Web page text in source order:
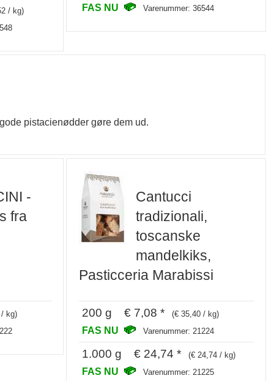
/ kg) FAS NU Varenummer: 36544
pistacienødder gøre dem ud.
-
fra
kg)
Cantucci
tradizionali,
toscanske
mandelkiks,
Pasticceria Marabissi
200 g € 7,08 * (€ 35,40 / kg)
FAS NU Varenummer: 21224
1.000 g € 24,74 * (€ 24,74 / kg)
FAS NU Varenummer: 21225